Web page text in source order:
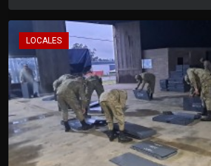
LOCALES